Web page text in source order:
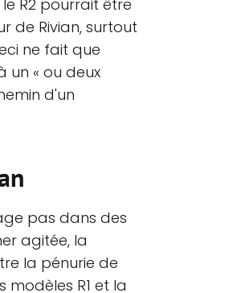
R2 pourrait être
de Rivian, surtout
ne fait que
un « ou deux
d'un
pas dans des
agitée, la
la pénurie de
R1 et la